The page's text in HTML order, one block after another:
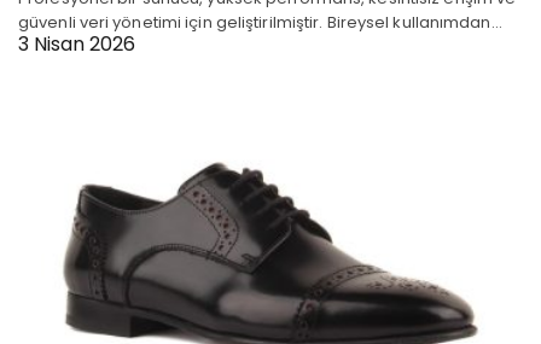
güvenli veri yönetimi için geliştirilmiştir. Bireysel kullanımdan…
3 Nisan 2026